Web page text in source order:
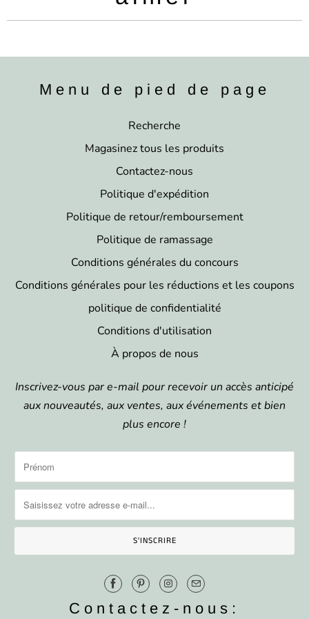
Menu de pied de page
Recherche
Magasinez tous les produits
Contactez-nous
Politique d'expédition
Politique de retour/remboursement
Politique de ramassage
Conditions générales du concours
Conditions générales pour les réductions et les coupons
politique de confidentialité
Conditions d'utilisation
À propos de nous
Inscrivez-vous par e-mail pour recevoir un accès anticipé
aux nouveautés, aux ventes, aux événements et bien
plus encore !
Contactez-nous: